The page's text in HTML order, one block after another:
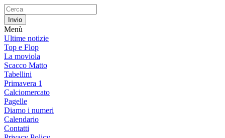
Menù
Ultime notizie
Top e Flop
La moviola
Scacco Matto
Tabellini
Primavera 1
Calciomercato
Pagelle
Diamo i numeri
Calendario
Contatti